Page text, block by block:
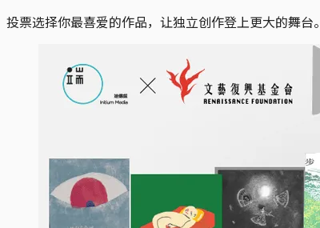
投票选择你最喜爱的作品，让独立创作登上更大的舞台。